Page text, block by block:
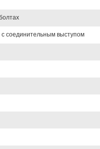
соединительным выступом